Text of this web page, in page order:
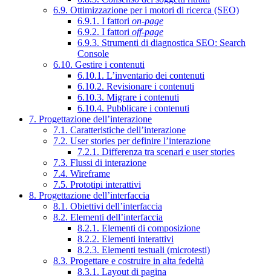
6.9. Ottimizzazione per i motori di ricerca (SEO)
6.9.1. I fattori on-page
6.9.2. I fattori off-page
6.9.3. Strumenti di diagnostica SEO: Search
Console
6.10. Gestire i contenuti
6.10.1. L’inventario dei contenuti
6.10.2. Revisionare i contenuti
6.10.3. Migrare i contenuti
6.10.4. Pubblicare i contenuti
7. Progettazione dell’interazione
7.1. Caratteristiche dell’interazione
7.2. User stories per definire l’interazione
7.2.1. Differenza tra scenari e user stories
7.3. Flussi di interazione
7.4. Wireframe
7.5. Prototipi interattivi
8. Progettazione dell’interfaccia
8.1. Obiettivi dell’interfaccia
8.2. Elementi dell’interfaccia
8.2.1. Elementi di composizione
8.2.2. Elementi interattivi
8.2.3. Elementi testuali (microtesti)
8.3. Progettare e costruire in alta fedeltà
8.3.1. Layout di pagina